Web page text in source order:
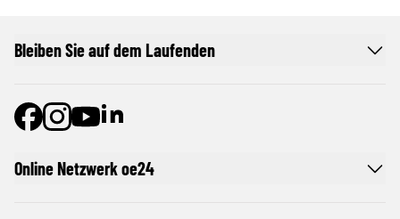
Online Netzwerk oe24
Bleiben Sie auf dem Laufenden